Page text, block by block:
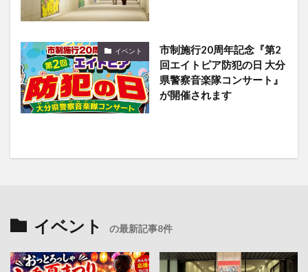
イベント
市制施行20周年記念『第2
回エイトピア防犯の日 大分
県警察音楽隊コンサート』
が開催されます
イベント の最新記事8件